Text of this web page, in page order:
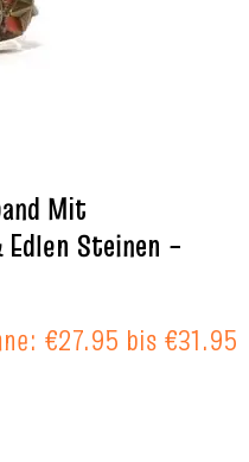
Mit
Steinen –
€27.95 bis €31.95